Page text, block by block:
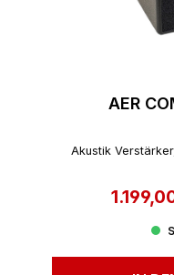
AER
Akustik